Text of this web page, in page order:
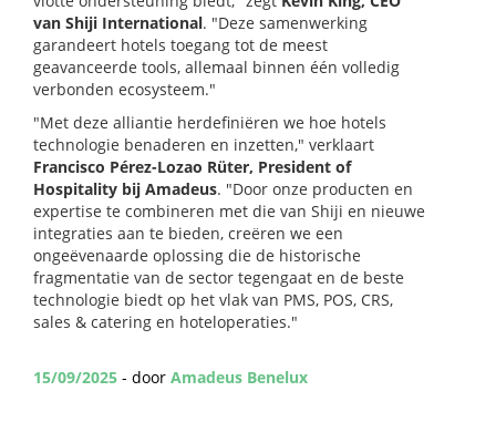
van Shiji International. "Deze samenwerking
garandeert hotels toegang tot de meest
geavanceerde tools, allemaal binnen één volledig
verbonden ecosysteem."
"Met deze alliantie herdefiniëren we hoe hotels
technologie benaderen en inzetten," verklaart
Francisco Pérez-Lozao Rüter, President of
Hospitality bij Amadeus. "Door onze producten en
expertise te combineren met die van Shiji en nieuwe
integraties aan te bieden, creëren we een
ongeëvenaarde oplossing die de historische
fragmentatie van de sector tegengaat en de beste
technologie biedt op het vlak van PMS, POS, CRS,
sales & catering en hoteloperaties."
15/09/2025 - door Amadeus Benelux